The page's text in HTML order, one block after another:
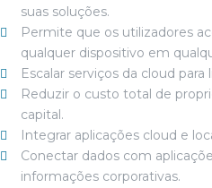
suas soluções.
Permite que os utilizadores
qualquer dispositivo em
Escalar serviços da cloud
Reduzir o custo total de
capital.
Integrar aplicações cloud e
Conectar dados com
informações corporativas.